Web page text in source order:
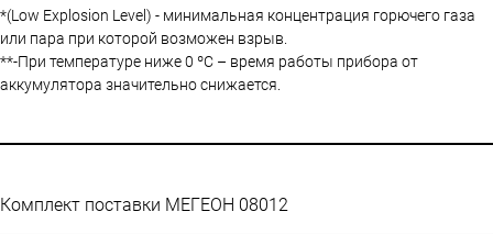
*(Low Explosion Level) - минимальная концентрация горючего газа
или пара при которой возможен взрыв.
**-При температуре ниже 0 ºС – время работы прибора от
аккумулятора значительно снижается.
Комплект поставки МЕГЕОН 08012